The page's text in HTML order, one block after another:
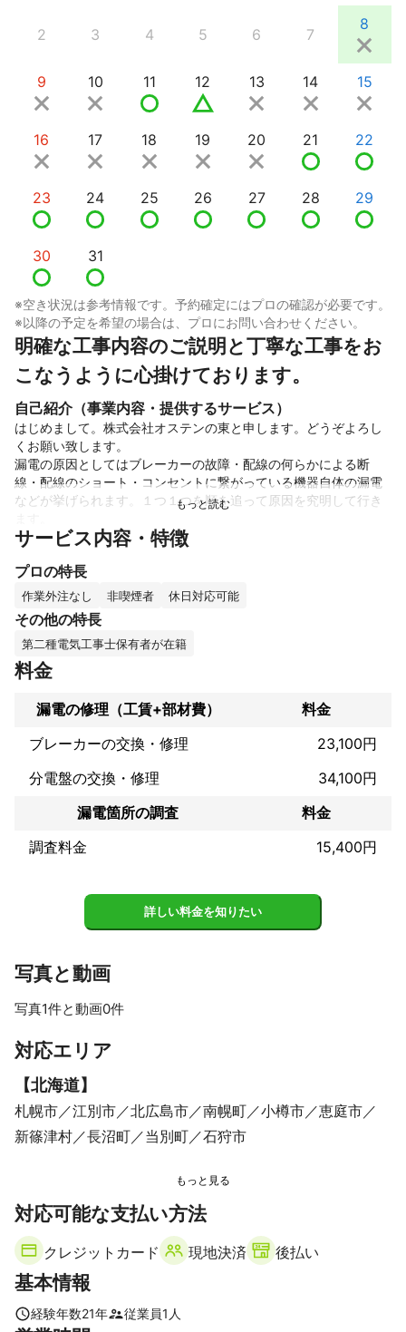
2 3 4 5 6 7
8
9 10 11 12 13 14 15
16 17 18 19 20 21 22
23 24 25 26 27 28 29
30 31
※空き状況は参考情報です。予約確定にはプロの確認が必要です。
※以降の予定を希望の場合は、プロにお問い合わせください。
明確な工事内容のご説明と丁寧な工事をお
こなうように心掛けております。
自己紹介（事業内容・提供するサービス）
はじめまして。株式会社オステンの東と申します。どうぞよろし
くお願い致します。
漏電の原因としてはブレーカーの故障・配線の何らかによる断
線・配線のショート・コンセントに繋がっている機器自体の漏電
などが挙げられます。１つ１つを順を追って原因を究明して行き
・電気工事士の資格を持っていること。
・特殊な発信器により分電盤からどこのコンセントに分岐ブレー
カーが繋がっているか調べられます。
・漏れ電流の調査により漏電の可否が判ります。
これまでの実績
一般の家庭・店舗・企業様を問わず工事をさせて頂いておりま
アピールポイント
客様ご要望の工事をご提案させて頂きます。
す。
所有資格：
第二種冷媒フロン類取扱技術者・石綿作業主任者・建築物石綿含
車両系建設機械・足場の組立等作業従事者・フルハーネス型脱落
ガス溶接・アーク溶接・自由研削といしの取替え等の業務
サービス内容・特徴
プロの特長
作業外注なし 非喫煙者 休日対応可能
その他の特長
第二種電気工事士保有者が在籍
料金
漏電の修理（工賃+部材費）
料金
ブレーカーの交換・修理
23,100円
分電盤の交換・修理
34,100円
漏電箇所の調査
料金
調査料金
15,400円
詳しい料金を知りたい
写真と動画
写真1件と動画0件
対応エリア
【北海道】
札幌市 江別市 北広島市 南幌町 小樽市
恵庭市
新篠津村
長沼町 当別町 石狩市
対応可能な支払い方法
クレジットカード 現地決済 後払い
基本情報
経験年数21年 従業員1 人